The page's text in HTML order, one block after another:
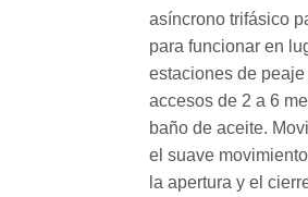
asíncrono trifásico
para funcionar en
estaciones de
accesos de 2 a 6
baño de aceite.
el suave
la apertura y el